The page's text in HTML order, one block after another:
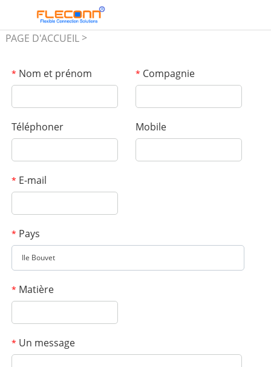
PAGE D'ACCUEIL >
* Nom et prénom * Compagnie
Téléphoner Mobile
* E-mail
* Pays
Ile Bouvet
* Matière
* Un message